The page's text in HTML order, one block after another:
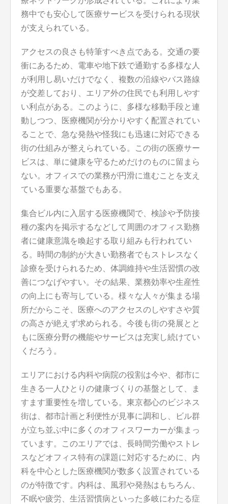
務中でも安心して医療サービスを受けられる現状
が支えられている。
アクセスの良さも特筆すべき点である。交通の要
衝にあるため、電車や地下鉄で通勤する多様な人
が利用し易いだけでなく、複数の沿線やバス路線
が交差しており、エリア外の住民でも利用しやす
い利点がある。このように、多様な移動手段と連
動しつつ、医療機関が分かりやすく配置されてい
ることで、急な発熱や怪我にも迅速に対応できる
街の仕組みが整えられている。この街の医療サー
ビスは、単に健康を守るためだけのものに留まら
ない。オフィスでの業務が円滑に進むことを支え
ている重要な基盤でもある。
集合ビル内に入居する医療機関で、検診や予防接
種の案内を掲示するなどして周囲のオフィス勤務
者に健康意識を喚起する取り組みも行われてい
る。時間の制約が大きい勤務者でもストレスなく
診療を受けられるため、体調維持や生活習慣の改
善につなげやすい。その結果、業務効率や生産性
の向上にも寄与している。様々な人々が集まる場
所だからこそ、医療へのアクセスのしやすさや質
の高さが絶えず求められる。今後も街の発展とと
もに医療分野の機能やサービスは充実し続けてい
くだろう。
エリアにおける内科や病院の役割は今や、都市に
生きる一人ひとりの健康づくりの基盤として、ま
すます重要性を増している。東京都心のビジネス
街は、都市計画と利便性が見事に調和し、ビル群
が立ち並ぶ中に多くのオフィスワーカーが集まっ
ています。このエリアでは、長時間労働やストレ
スなどオフィス特有の課題に対応するために、内
科を中心とした医療機関が数多く設置されている
のが特徴です。内科は、風邪や発熱はもちろん、
不眠や疲労、生活習慣病といった多岐にわたる症